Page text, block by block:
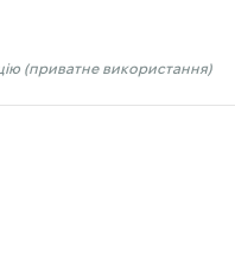
(приватне використання)